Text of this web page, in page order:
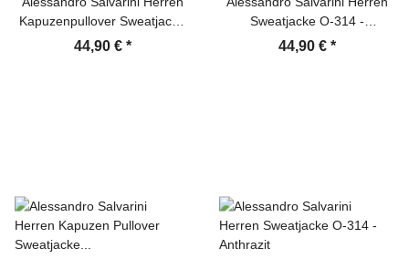
Kapuzenpullover Sweatjacke
Kapuzen Hoodie Navy
44,90 € *
Sweatjacke O-314 -
Dunkelgrau
44,90 € *